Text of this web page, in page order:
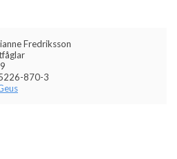
Fredriksson
870-3